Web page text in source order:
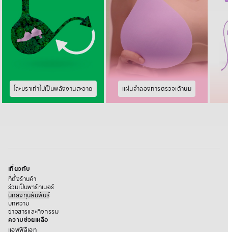
โละบราเก่าไปเป็นพลังงานสะอาด แผ่นจำลองการตรวจเต้านม
เกี่ยวกับ
ที่ตั้งร้านค้า
ร่วมเป็นพาร์ทเนอร์
นักลงทุนสัมพันธ์
บทความ
ข่าวสารและกิจกรรม
ความช่วยเหลือ
แอฟฟิลิเอท